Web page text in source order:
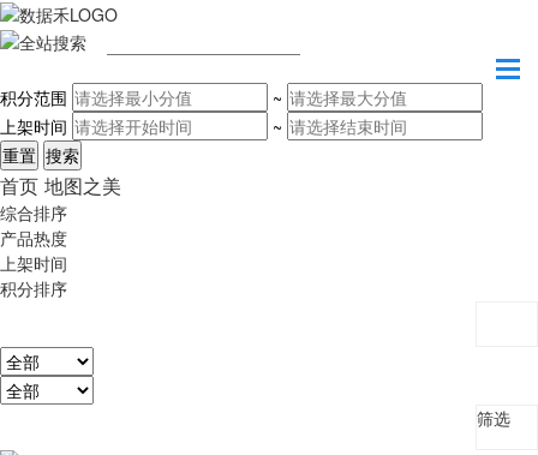
积分范围
~
上架时间
~
首页 地图之美
综合排序
产品热度
上架时间
积分排序
筛选